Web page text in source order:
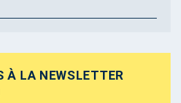
À LA NEWSLETTER